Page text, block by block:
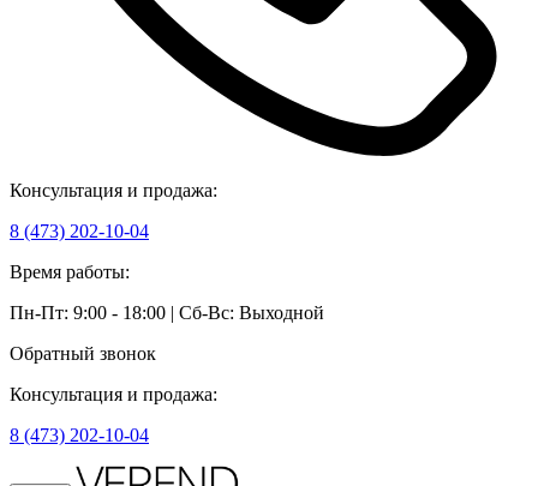
Консультация и продажа:
8 (473) 202-10-04
Время работы:
Пн-Пт: 9:00 - 18:00 | Сб-Вс: Выходной
Обратный звонок
Консультация и продажа:
8 (473) 202-10-04